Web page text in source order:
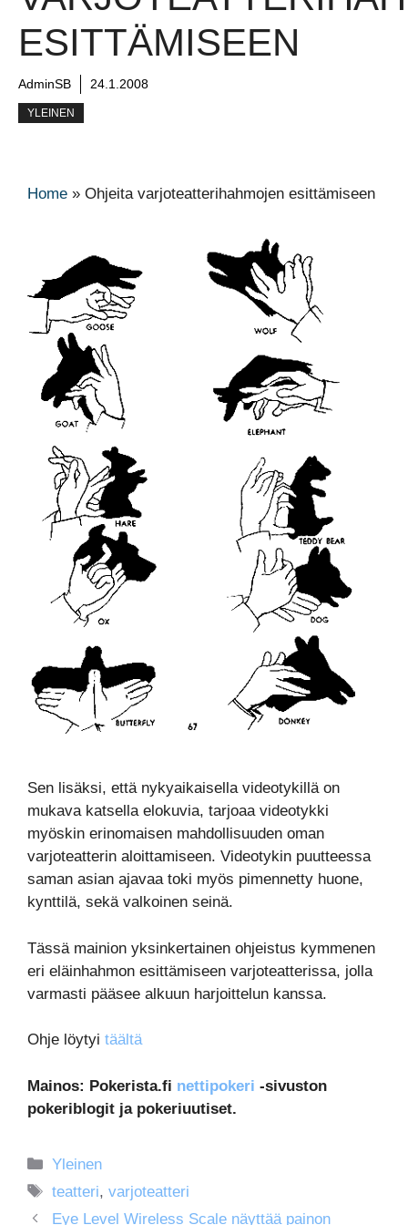
ESITTÄMISEEN
AdminSB 24.1.2008
YLEINEN
Home » Ohjeita varjoteatterihahmojen esittämiseen
Sen lisäksi, että nykyaikaisella videotykillä on
mukava katsella elokuvia, tarjoaa videotykki
myöskin erinomaisen mahdollisuuden oman
varjoteatterin aloittamiseen. Videotykin puutteessa
saman asian ajavaa toki myös pimennetty huone,
kynttilä, sekä valkoinen seinä.
Tässä mainion yksinkertainen ohjeistus kymmenen
eri eläinhahmon esittämiseen varjoteatterissa, jolla
varmasti pääsee alkuun harjoittelun kanssa.
Ohje löytyi täältä
Mainos: Pokerista.fi nettipokeri -sivuston
pokeriblogit ja pokeriuutiset.
Kategoriat
Yleinen
Avainsanat
teatteri,varjoteatteri
Eye Level Wireless Scale näyttää painon